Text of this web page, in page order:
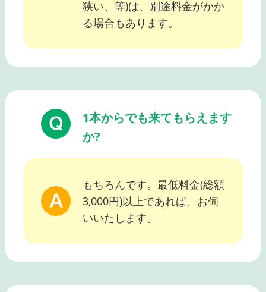
狭い、等)は、別途料金がかか
る場合もあります。
1本からでも来てもらえます
か?
もちろんです。最低料金(総額
3,000円)以上であれば、お伺
いいたします。